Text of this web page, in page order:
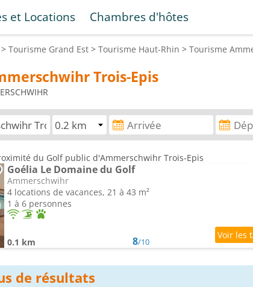
et Locations Chambres d'hôtes
> Tourisme Grand Est > Tourisme Haut-Rhin > Tourisme
Trois-Epis
du Golf public d'Ammerschwihr Trois-Epis
Goélia Le Domaine du Golf
Ammerschwihr
4 locations de vacances, 21 à 43 m²
1 à 6 personnes
0.1 km 8/10
de résultats